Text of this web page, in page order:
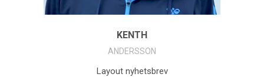
KENTH
ANDERSSON
Layout nyhetsbrev